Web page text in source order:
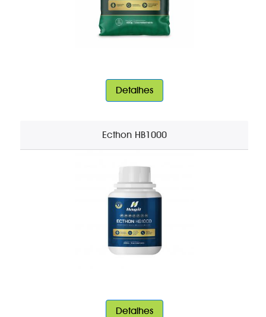
Detalhes
Ecthon HB1000
Detalhes